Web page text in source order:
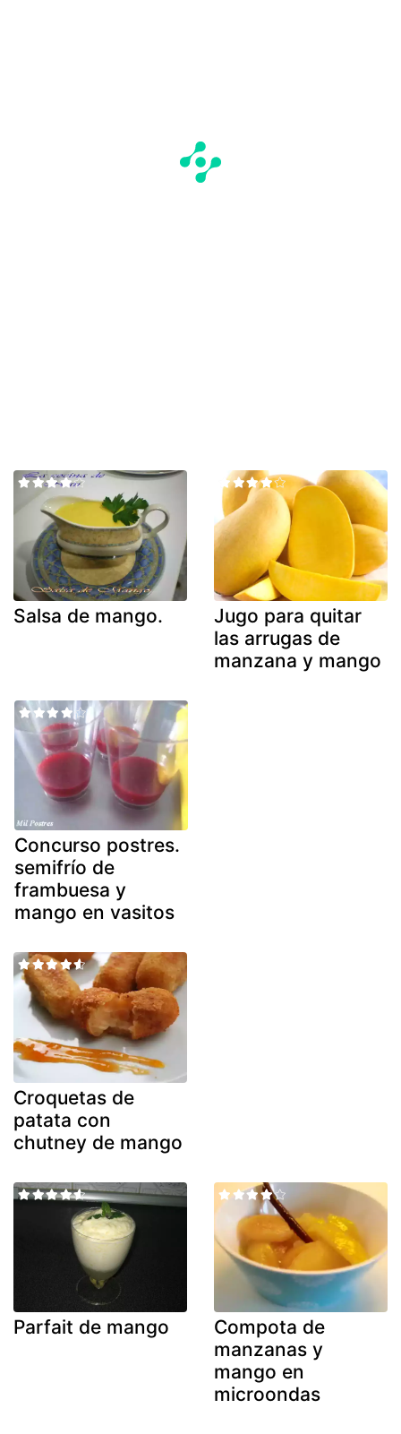
Salsa de mango.
Jugo para quitar
las arrugas de
manzana y mango
Concurso postres.
semifrío de
frambuesa y
mango en vasitos
Croquetas de
patata con
chutney de mango
Parfait de mango
Compota de
manzanas y
mango en
microondas